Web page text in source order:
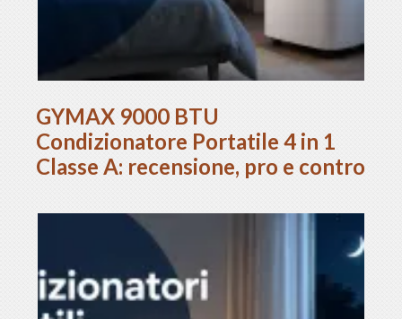
GYMAX 9000 BTU
Condizionatore Portatile 4 in 1
Classe A: recensione, pro e contro